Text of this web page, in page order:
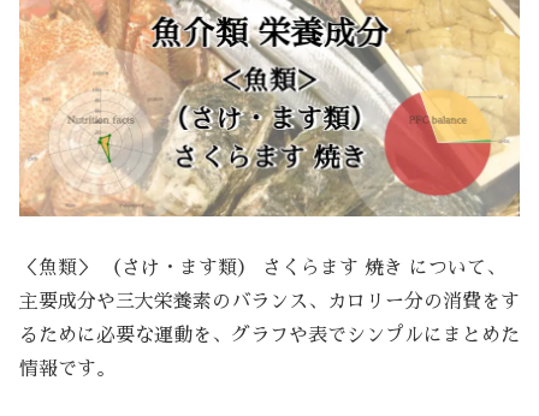
＜魚類＞ （さけ・ます類） さくらます 焼き について、
主要成分や三大栄養素のバランス、カロリー分の消費をす
るために必要な運動を、グラフや表でシンプルにまとめた
情報です。